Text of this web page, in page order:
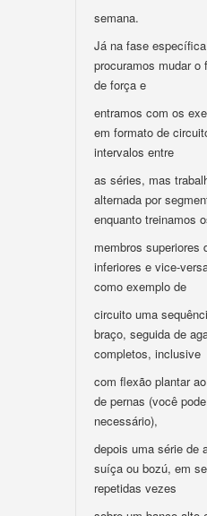
semana.
Já na fase
procuramos mudar o
de força e
entramos com os
em formato de
intervalos entre
as séries, mas
alternada por
enquanto treinamos
membros superiores
inferiores e vice-
como exemplo de
circuito uma
braço, seguida de
completos, inclusive
com flexão plantar
de pernas (você
necessário),
depois uma série de
suíça ou bozú, em
repetidas vezes